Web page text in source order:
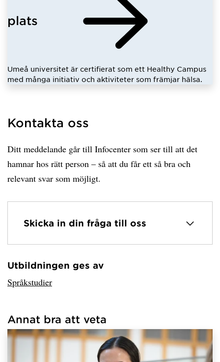
plats
Umeå universitet är certifierat som ett Healthy Campus
med många initiativ och aktiviteter som främjar hälsa.
Kontakta oss
Ditt meddelande går till Infocenter som ser till att det
hamnar hos rätt person – så att du får ett så bra och
relevant svar som möjligt.
Skicka in din fråga till oss
Har hämtat avsändare.
Utbildningen ges av
Språkstudier
hämtat länkar.
Annat bra att veta